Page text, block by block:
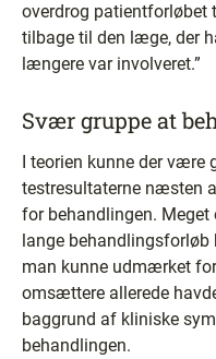
overdrog patientforløbet
tilbage til den læge, der
længere var involveret.”
Svær gruppe at
I teorien kunne der være
testresultaterne næsten
for behandlingen. Meget
lange
man kunne udmærket
omsættere allerede
baggrund af kliniske
behandlingen.